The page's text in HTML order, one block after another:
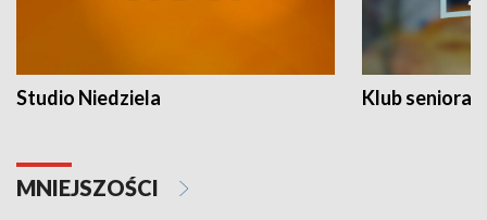
Studio Niedziela Klub seniora
MNIEJSZOŚCI